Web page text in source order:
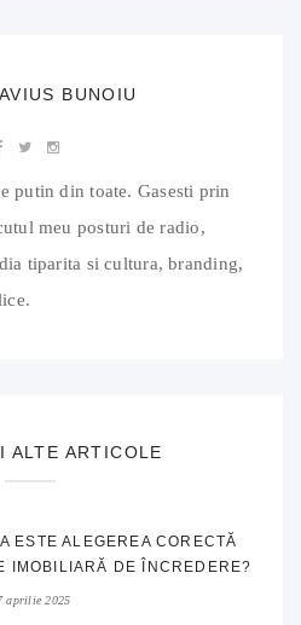
BUNOIU
putin din toate. Gasesti prin
meu posturi de radio,
tiparita si cultura, branding,
ALTE ARTICOLE
ESTE ALEGEREA CORECTĂ
IMOBILIARĂ DE ÎNCREDERE?
aprilie 2025